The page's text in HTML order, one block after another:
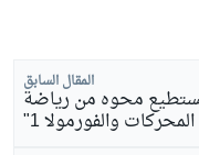
المقال السابق
محوه من رياضة
المحركات والفورمولا 1"